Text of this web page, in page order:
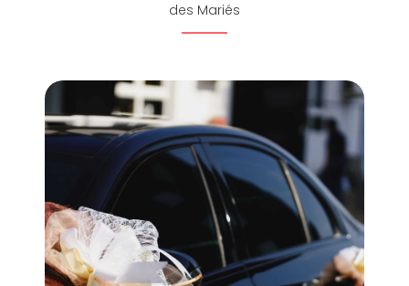
des Mariés